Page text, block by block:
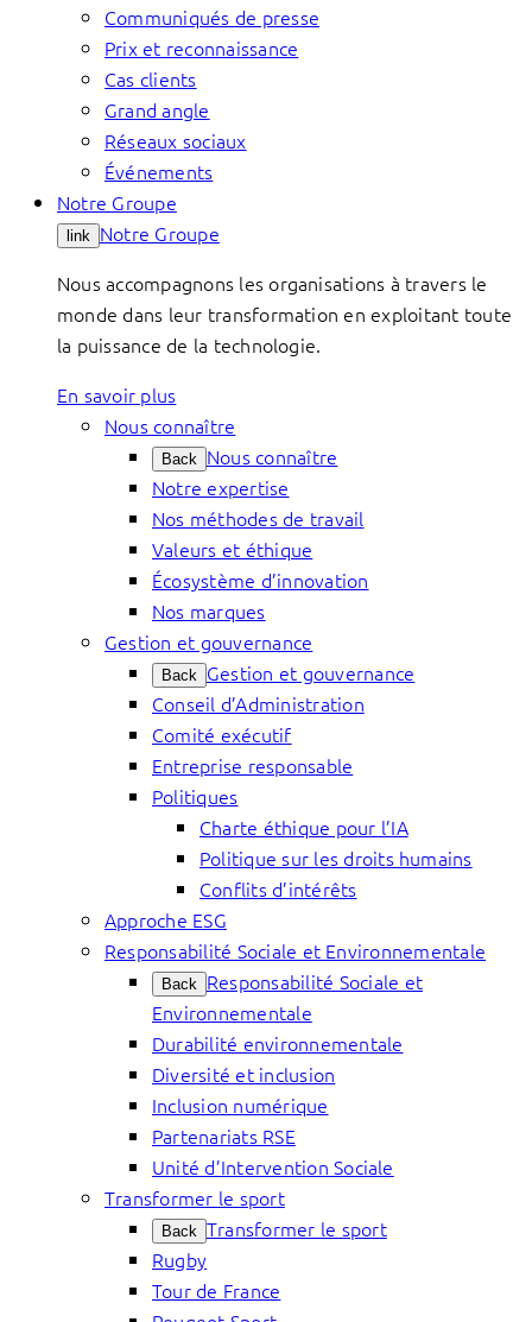
Communiqués de presse
Prix et reconnaissance
Cas clients
Grand angle
Réseaux sociaux
Événements
Notre Groupe
link Notre Groupe
Nous accompagnons les organisations à travers le
monde dans leur transformation en exploitant toute
la puissance de la technologie.
En savoir plus
Nous connaître
Back Nous connaître
Notre expertise
Nos méthodes de travail
Valeurs et éthique
Écosystème d’innovation
Nos marques
Gestion et gouvernance
Back Gestion et gouvernance
Conseil d’Administration
Comité exécutif
Entreprise responsable
Politiques
Charte éthique pour l’IA
Politique sur les droits humains
Conflits d’intérêts
Approche ESG
Responsabilité Sociale et Environnementale
Back Responsabilité Sociale et
Environnementale
Durabilité environnementale
Diversité et inclusion
Inclusion numérique
Partenariats RSE
Unité d’Intervention Sociale
Transformer le sport
Back Transformer le sport
Rugby
Tour de France